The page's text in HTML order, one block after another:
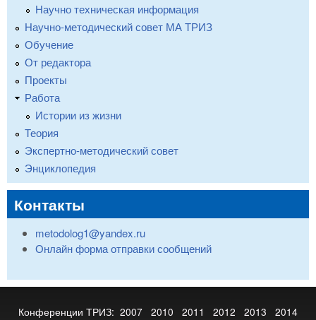
Научно техническая информация
Научно-методический совет МА ТРИЗ
Обучение
От редактора
Проекты
Работа
Истории из жизни
Теория
Экспертно-методический совет
Энциклопедия
Контакты
metodolog1@yandex.ru
Онлайн форма отправки сообщений
Конференции ТРИЗ: 2007 2010 2011 2012 2013 2014